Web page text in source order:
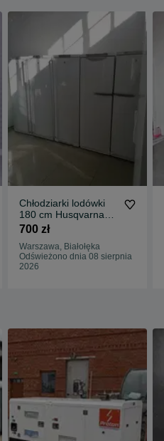
Chłodziarki lodówki
180 cm Husqvarna
gastronomiczne
700 zł
Warszawa, Białołęka
Odświeżono dnia 08 sierpnia
2026